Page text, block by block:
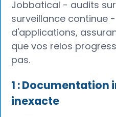
Jobbatical - audits
surveillance continue
d'applications,
que vos relos
pas.
1 : Documentation
inexacte